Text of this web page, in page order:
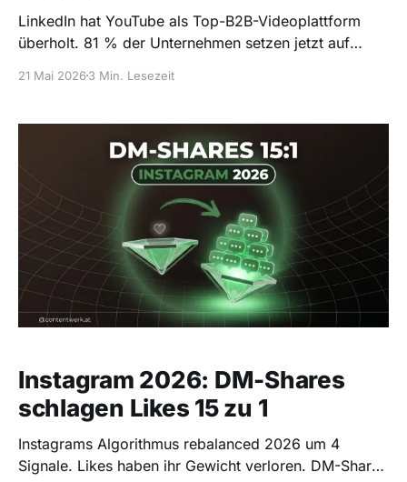
LinkedIn hat YouTube als Top-B2B-Videoplattform
überholt. 81 % der Unternehmen setzen jetzt auf
21 Mai 20263 Min. Lesezeit
Instagram 2026: DM-Shares
schlagen Likes 15 zu 1
Instagrams Algorithmus rebalanced 2026 um 4
Signale. Likes haben ihr Gewicht verloren. DM-Shares